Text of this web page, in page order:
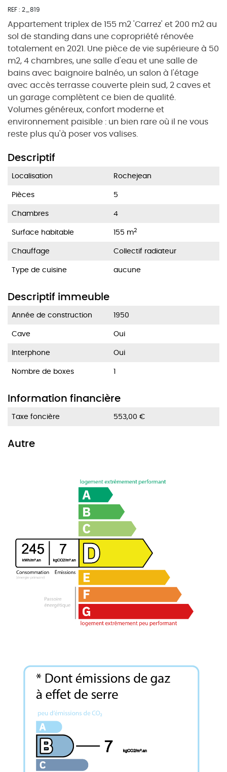
REF : 2_819
Appartement triplex de 155 m2 'Carrez' et 200 m2 au
sol de standing dans une copropriété rénovée
totalement en 2021. Une pièce de vie supérieure à 50
m2, 4 chambres, une salle d'eau et une salle de
bains avec baignoire balnéo, un salon à l'étage
avec accès terrasse couverte plein sud, 2 caves et
un garage complètent ce bien de qualité.
Volumes généreux, confort moderne et
environnement paisible : un bien rare où il ne vous
reste plus qu'à poser vos valises.
Descriptif
Localisation
Rochejean
Pièces
5
Chambres
4
Surface habitable
155 m2
Chauffage
Collectif radiateur
Type de cuisine
aucune
Descriptif immeuble
Année de construction
1950
Cave
Oui
Interphone
Oui
Nombre de boxes
1
Information financière
Taxe foncière 553,00 €
Autre